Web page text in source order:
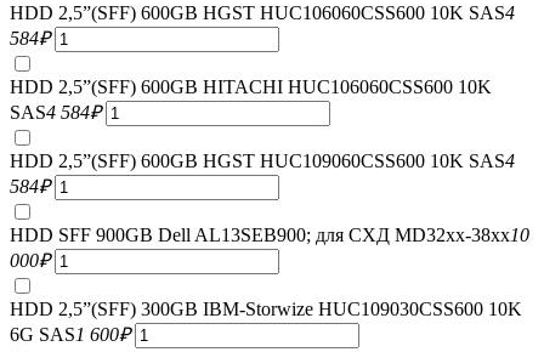
HDD 2,5”(SFF) 600GB HGST HUC106060CSS600 10K SAS4
584₽
HDD 2,5”(SFF) 600GB HITACHI HUC106060CSS600 10K
SAS4 584₽
HDD 2,5”(SFF) 600GB HGST HUC109060CSS600 10K SAS4
584₽
HDD SFF 900GB Dell AL13SEB900; для СХД MD32xx-38xx10
000₽
HDD 2,5”(SFF) 300GB IBM-Storwize HUC109030CSS600 10K
6G SAS1 600₽